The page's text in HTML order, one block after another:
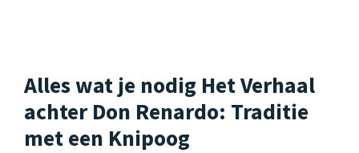
Alles wat je nodig Het Verhaal
achter Don Renardo: Traditie
met een Knipoog